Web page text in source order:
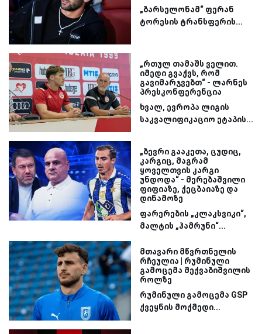
„ბარსელონამ“ ფერან
ტორესის ტრანსფერის...
„რთულ თამაშს ველით.
იმედი გვაქვს, რომ
გავიმარჯვებთ“ - ლარნეს
პრესკონფერენცია
ხვალ, ევროპა ლიგის
საკვალიფიკაციო ეტაპის...
„ბევრი გააკეთა, ცუდიც,
კარგიც, მაგრამ
ყოველთვის კარგი
უნდოდა“ - მერებაშვილი
ფიფიაზე, ქეცბაიაზე და
დინამოზე
ფარერების „კლაკსვიკი“,
მალტის „ჰამრუნი“...
მთავარი მწვრთნელის
რჩეულია | რუმინული
გამოცემა მექვაბიშვილის
როლზე
რუმინული გამოცემა GSP
ქვეყნის მოქმედი...